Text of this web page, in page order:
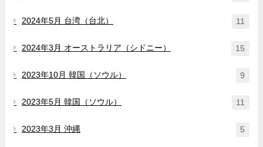
2024年5月 台湾（台北） 11
2024年3月 オーストラリア（シドニー） 15
2023年10月 韓国（ソウル） 9
2023年5月 韓国（ソウル） 11
2023年3月 沖縄 5